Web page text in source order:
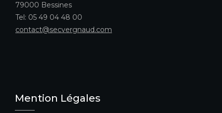
79000 Bessines
Tel: 05 49 04 48 00
contact@secvergnaud.com
Mention Légales